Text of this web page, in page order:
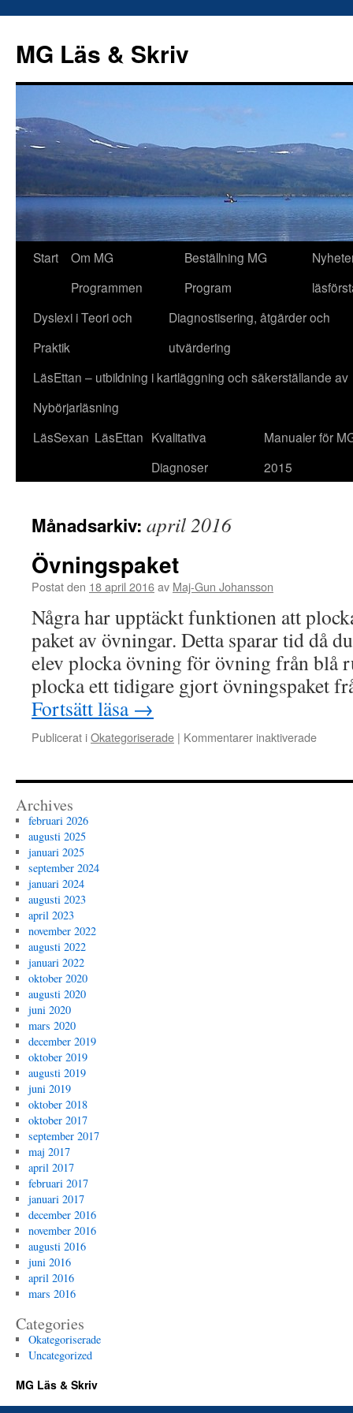
innehåll
MG Läs & Skriv
Start
Om MG
Programmen
Beställning MG
Program
Dyslexi i Teori och
Praktik
Diagnostisering, åtgärder och
utvärdering
LäsEttan – utbildning i kartläggning och säkerställande av
Nybörjarläsning
LäsSexan LäsEttan Kvalitativa
Diagnoser
Manualer för
2015
Månadsarkiv: april 2016
Övningspaket
Postat den 18 april 2016av Maj-Gun Johansson
Några har upptäckt funktionen att
paket av övningar. Detta sparar tid då
elev plocka övning för övning från blå
plocka ett tidigare gjort övningspaket
Fortsätt läsa →
Publicerat iOkategoriserade | Kommentarer inaktiveradeför
Archives
februari 2026
augusti 2025
januari 2025
september 2024
januari 2024
augusti 2023
april 2023
november 2022
augusti 2022
januari 2022
oktober 2020
augusti 2020
juni 2020
mars 2020
december 2019
oktober 2019
augusti 2019
juni 2019
oktober 2018
oktober 2017
september 2017
maj 2017
april 2017
februari 2017
januari 2017
december 2016
november 2016
augusti 2016
juni 2016
april 2016
mars 2016
Categories
Okategoriserade
Uncategorized
MG Läs & Skriv